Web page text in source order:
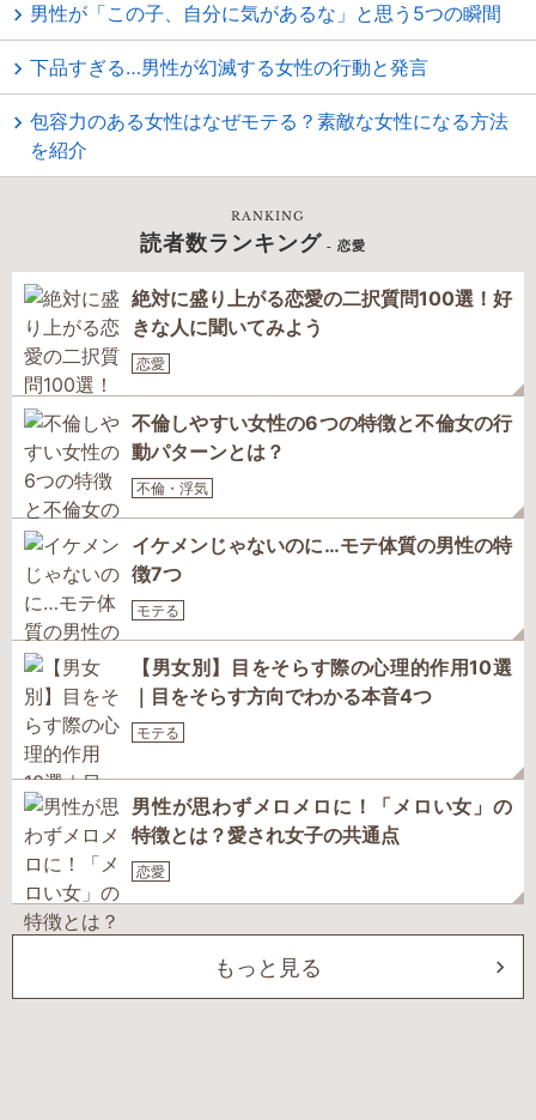
男性が「この子、自分に気があるな」と思う5つの瞬間
下品すぎる…男性が幻滅する女性の行動と発言
包容力のある女性はなぜモテる？素敵な女性になる方法
を紹介
RANKING
読者数ランキング - 恋愛
絶対に盛り上がる恋愛の二択質問100選！好
きな人に聞いてみよう
恋愛
不倫しやすい女性の6つの特徴と不倫女の行
動パターンとは？
不倫・浮気
イケメンじゃないのに…モテ体質の男性の特
徴7つ
モテる
【男女別】目をそらす際の心理的作用10選
｜目をそらす方向でわかる本音4つ
モテる
男性が思わずメロメロに！「メロい女」の
特徴とは？愛され女子の共通点
恋愛
もっと見る